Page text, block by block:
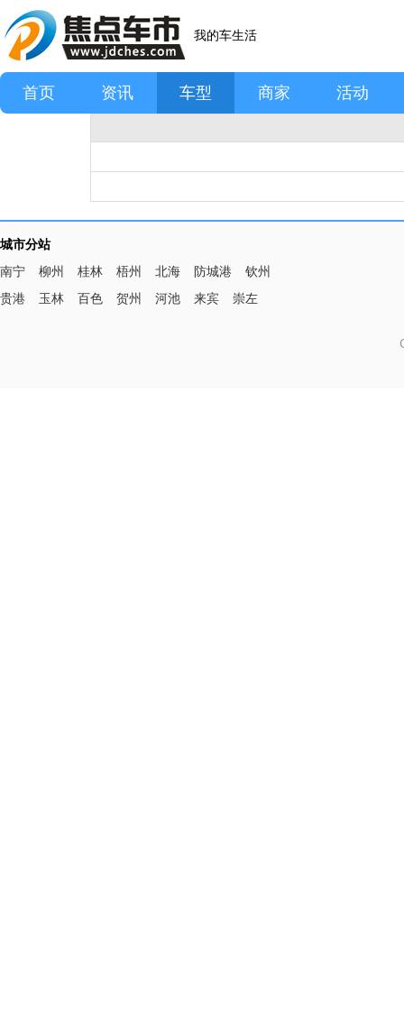
我的车生活
首页 资讯 车型 商家 活动
城市分站
南宁
柳州 桂林 梧州 北海 防城港
钦州
贵港
玉林 百色 贺州 河池 来宾 崇左